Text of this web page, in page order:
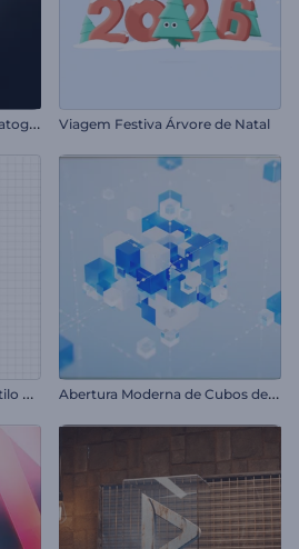
L
ogotipo Partículas Cinematográficas Viagem Festiva Árvore de Natal
A
presentação de Logo - Estilo Designer A
bertura Moderna de Cubos de Vidro